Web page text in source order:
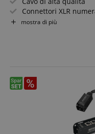
Connettori XLR
Connettori e prese
Ideale per studio di
mostra di più
sid_key